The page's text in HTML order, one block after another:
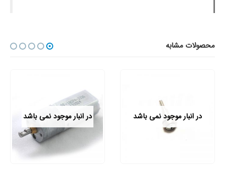
محصولات مشابه
در انبار موجود نمی باشد در انبار موجود نمی باشد